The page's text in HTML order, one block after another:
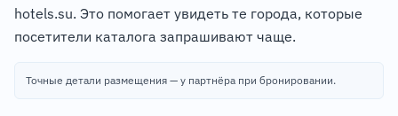
hotels.su. Это помогает увидеть те города, которые
посетители каталога запрашивают чаще.
Точные детали размещения — у партнёра при бронировании.